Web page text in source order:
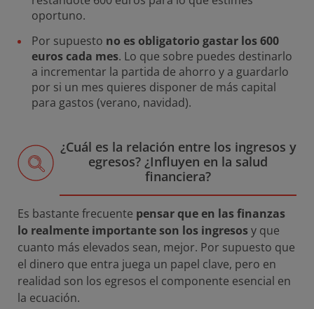
oportuno.
Por supuesto no es obligatorio gastar los 600
euros cada mes. Lo que sobre puedes destinarlo
a incrementar la partida de ahorro y a guardarlo
por si un mes quieres disponer de más capital
para gastos (verano, navidad).
¿Cuál es la relación entre los ingresos y
egresos? ¿Influyen en la salud
financiera?
Es bastante frecuente pensar que en las finanzas
lo realmente importante son los ingresosy que
cuanto más elevados sean, mejor. Por supuesto que
el dinero que entra juega un papel clave, pero en
realidad son los egresos el componente esencial en
la ecuación.